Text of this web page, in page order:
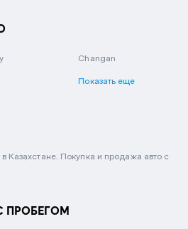
Changan
Показать еще
Казахстане. Покупка и продажа авто с
ПРОБЕГОМ